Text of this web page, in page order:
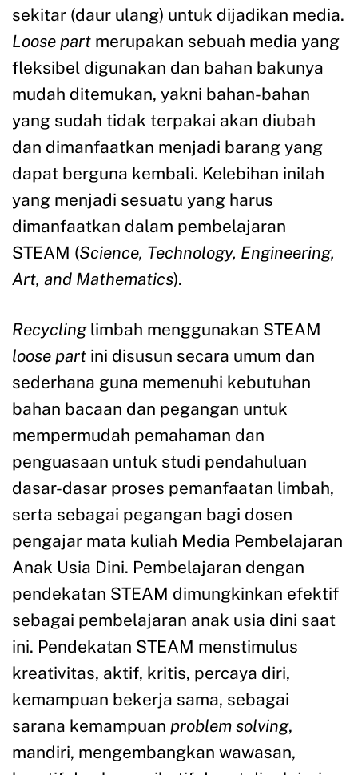
sekitar (daur ulang) untuk dijadikan media.
Loose part merupakan sebuah media yang
fleksibel digunakan dan bahan bakunya
mudah ditemukan, yakni bahan-bahan
yang sudah tidak terpakai akan diubah
dan dimanfaatkan menjadi barang yang
dapat berguna kembali. Kelebihan inilah
yang menjadi sesuatu yang harus
dimanfaatkan dalam pembelajaran
STEAM (Science, Technology, Engineering,
Art, and Mathematics).
Recyclinglimbah menggunakan STEAM
loose part ini disusun secara umum dan
sederhana guna memenuhi kebutuhan
bahan bacaan dan pegangan untuk
mempermudah pemahaman dan
penguasaan untuk studi pendahuluan
dasar-dasar proses pemanfaatan limbah,
serta sebagai pegangan bagi dosen
pengajar mata kuliah Media Pembelajaran
Anak Usia Dini. Pembelajaran dengan
pendekatan STEAM dimungkinkan efektif
sebagai pembelajaran anak usia dini saat
ini. Pendekatan STEAM menstimulus
kreativitas, aktif, kritis, percaya diri,
kemampuan bekerja sama, sebagai
sarana kemampuan problem solving,
mandiri, mengembangkan wawasan,